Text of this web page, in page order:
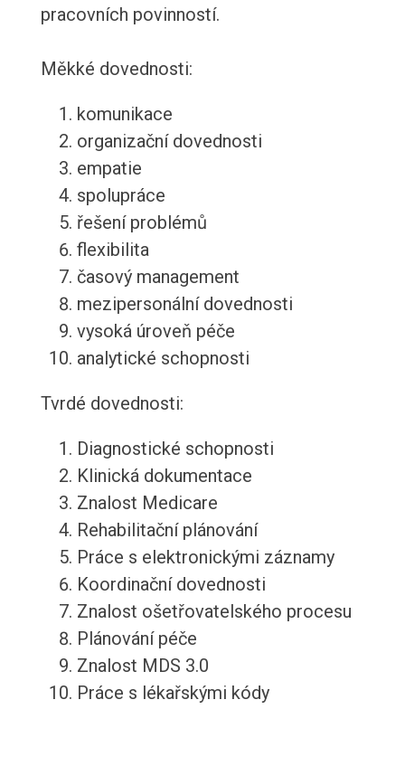
pracovních povinností.
Měkké dovednosti:
komunikace
organizační dovednosti
empatie
spolupráce
řešení problémů
flexibilita
časový management
mezipersonální dovednosti
vysoká úroveň péče
analytické schopnosti
Tvrdé dovednosti:
Diagnostické schopnosti
Klinická dokumentace
Znalost Medicare
Rehabilitační plánování
Práce s elektronickými záznamy
Koordinační dovednosti
Znalost ošetřovatelského procesu
Plánování péče
Znalost MDS 3.0
Práce s lékařskými kódy